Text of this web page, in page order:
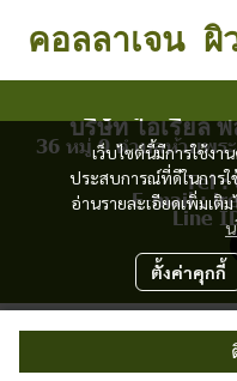
คอลลาเจน ผิ
เว็บไซต์นี้มีการใช้ง
ประสบการณ์ที่ดีในการใ
อ่านรายละเอียดเพิ่มเติ
ตั้งค่าคุกกี้
บริษัท ไอเรียล
36 หมู่ 9 ตำบลห้วยพร
Tel :
E-mail :
Line
ผู้เข้
Powered